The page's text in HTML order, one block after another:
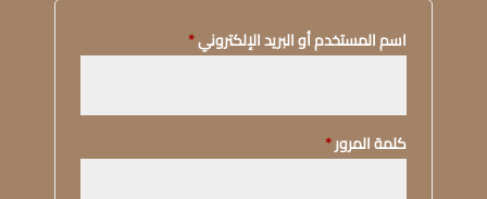
اسم المستخدم أو البريد الإلكتروني*
كلمة المرور*